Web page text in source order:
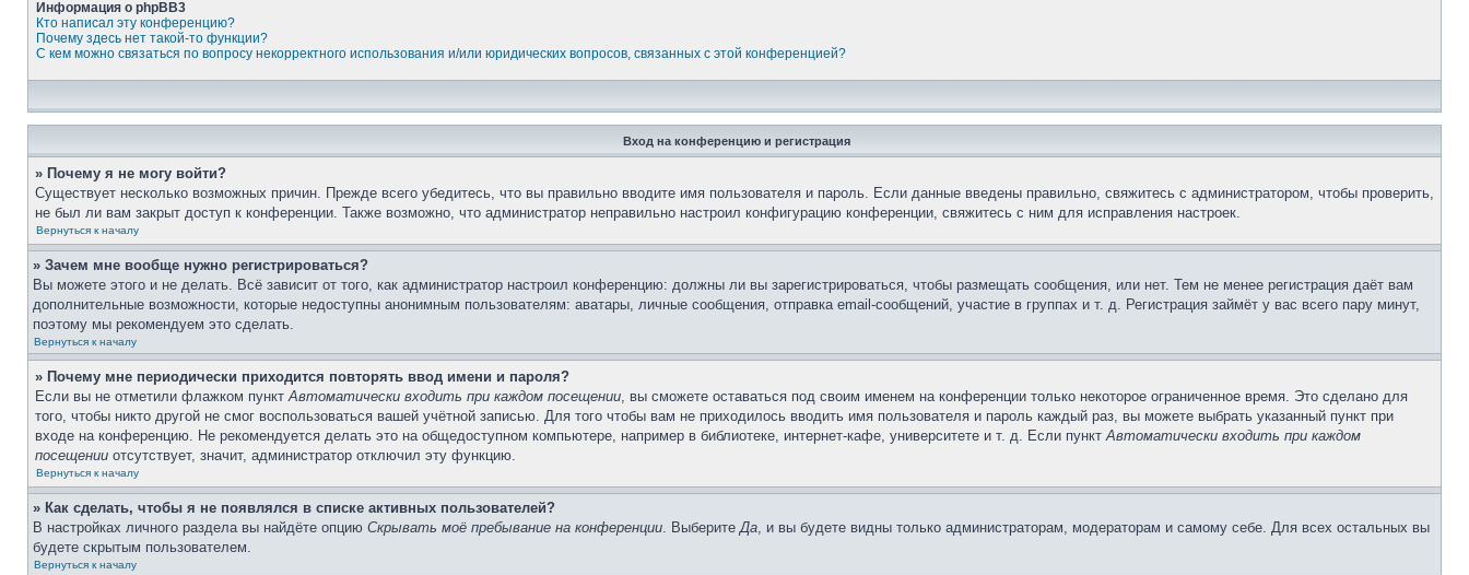
Информация о phpBB3
Кто написал эту конференцию?
Почему здесь нет такой-то функции?
С кем можно связаться по вопросу некорректного использования и/или юридических вопросов, связанных с этой конференцией?
Вход на конференцию и регистрация
» Почему я не могу войти?
Существует несколько возможных причин. Прежде всего убедитесь, что вы правильно вводите имя пользователя и пароль. Если данные введены правильно, свяжитесь с администратором, чтобы проверить,
не был ли вам закрыт доступ к конференции. Также возможно, что администратор неправильно настроил конфигурацию конференции, свяжитесь с ним для исправления настроек.
Вернуться к началу
» Зачем мне вообще нужно регистрироваться?
Вы можете этого и не делать. Всё зависит от того, как администратор настроил конференцию: должны ли вы зарегистрироваться, чтобы размещать сообщения, или нет. Тем не менее регистрация даёт вам
дополнительные возможности, которые недоступны анонимным пользователям: аватары, личные сообщения, отправка email-сообщений, участие в группах и т. д. Регистрация займёт у вас всего пару минут,
поэтому мы рекомендуем это сделать.
Вернуться к началу
» Почему мне периодически приходится повторять ввод имени и пароля?
Если вы не отметили флажком пунктАвтоматически входить при каждом посещении, вы сможете оставаться под своим именем на конференции только некоторое ограниченное время. Это сделано для
того, чтобы никто другой не смог воспользоваться вашей учётной записью. Для того чтобы вам не приходилось вводить имя пользователя и пароль каждый раз, вы можете выбрать указанный пункт при
входе на конференцию. Не рекомендуется делать это на общедоступном компьютере, например в библиотеке, интернет-кафе, университете и т. д. Если пунктАвтоматически входить при каждом
посещении отсутствует, значит, администратор отключил эту функцию.
Вернуться к началу
» Как сделать, чтобы я не появлялся в списке активных пользователей?
В настройках личного раздела вы найдёте опцию Скрывать моё пребывание на конференции. ВыберитеДа, и вы будете видны только администраторам, модераторам и самому себе. Для всех остальных вы
будете скрытым пользователем.
Вернуться к началу